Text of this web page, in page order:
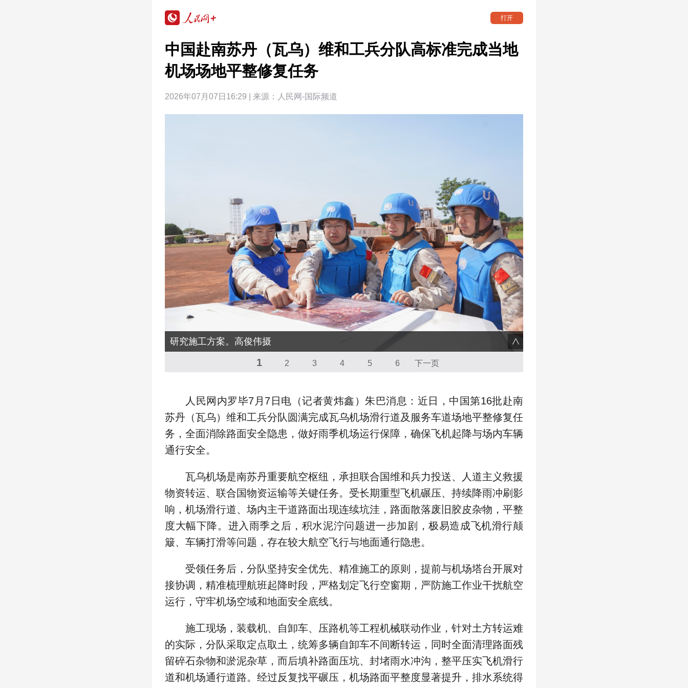
打开
中国赴南苏丹（瓦乌）维和工兵分队高标准完成当地
机场场地平整修复任务
2026年07月07日16:29 | 来源： 人民网-国际频道
研究施工方案。高俊伟摄
1 2 3 4 5 6 下一页
人民网内罗毕7月7日电（记者黄炜鑫）朱巴消息：近日，中国第16批赴南
苏丹（瓦乌）维和工兵分队圆满完成瓦乌机场滑行道及服务车道场地平整修复任
务，全面消除路面安全隐患，做好雨季机场运行保障，确保飞机起降与场内车辆
通行安全。
瓦乌机场是南苏丹重要航空枢纽，承担联合国维和兵力投送、人道主义救援
物资转运、联合国物资运输等关键任务。受长期重型飞机碾压、持续降雨冲刷影
响，机场滑行道、场内主干道路面出现连续坑洼，路面散落废旧胶皮杂物，平整
度大幅下降。进入雨季之后，积水泥泞问题进一步加剧，极易造成飞机滑行颠
簸、车辆打滑等问题，存在较大航空飞行与地面通行隐患。
受领任务后，分队坚持安全优先、精准施工的原则，提前与机场塔台开展对
接协调，精准梳理航班起降时段，严格划定飞行空窗期，严防施工作业干扰航空
运行，守牢机场空域和地面安全底线。
施工现场，装载机、自卸车、压路机等工程机械联动作业，针对土方转运难
的实际，分队采取定点取土，统筹多辆自卸车不间断转运，同时全面清理路面残
留碎石杂物和淤泥杂草，而后填补路面压坑、封堵雨水冲沟，整平压实飞机滑行
道和机场通行道路。经过反复找平碾压，机场路面平整度显著提升，排水系统得